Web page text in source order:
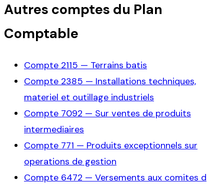
Autres comptes du Plan
Comptable
Compte 2115 — Terrains batis
Compte 2385 — Installations techniques,
materiel et outillage industriels
Compte 7092 — Sur ventes de produits
intermediaires
Compte 771 — Produits exceptionnels sur
operations de gestion
Compte 6472 — Versements aux comites d